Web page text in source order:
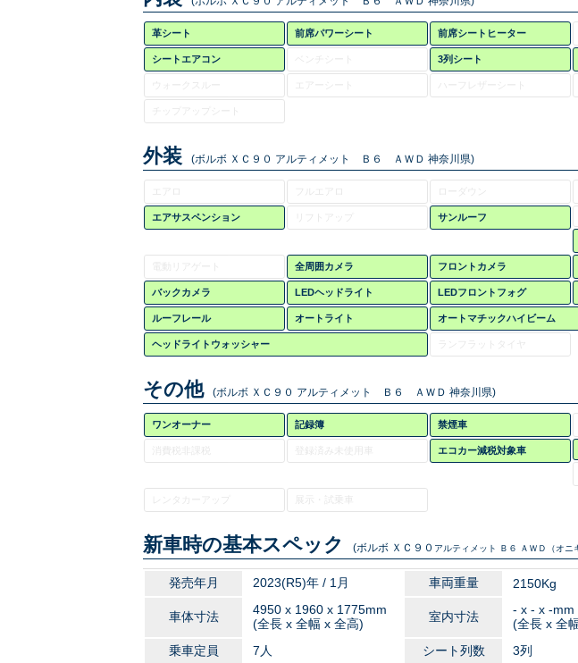
革シート 前席パワーシート 前席シートヒーター
シートエアコン 3列シート
外装 (ボルボ ＸＣ９０ アルティメット Ｂ６ ＡＷＤ 神奈川県)
ローダウン
エアサスペンション サンルーフ
全周囲カメラ フロントカメラ
バックカメラ LEDヘッドライト LEDフロントフォグ
ルーフレール オートライト オートマチックハイビーム
ヘッドライトウォッシャー ランフラットタイヤ
その他 (ボルボ ＸＣ９０ アルティメット Ｂ６ ＡＷＤ 神奈川県)
ワンオーナー 記録簿 禁煙車
消費税非課税 エコカー減税対象車
レンタカーアップ
新車時の基本スペック (ボルボ ＸＣ９０ アルティメット Ｂ６ ＡＷＤ（オニ
発売年月 2023(R5)年 / 1月 車両重量 2150Kg
車体寸法
4950 x 1960 x 1775mm
(全長 x 全幅 x 全高)
室内寸法
- x - x -mm
(全長 x 全
乗車定員
7人 シート列数
3列